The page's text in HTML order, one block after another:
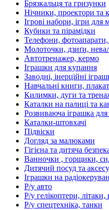
Брязкальця та гризунки
Нічники, проектори та
Ігрові набори, ігри для
Кубики та пірамідки
Телефони, фотоапарати,
Молоточки, дзиґи,
Автотренажер, кермо
Іграшки для купання
Заводні, інерційні
Навчальні книги,
Килимки, дуги та
Каталки на палиці та
Розвиваюча іграшка
Каталки-штовхачі
Підвіски
Догляд за малюками
Гігієна та дитяча
Ванночки , горщики,
Дитячий посуд та
Іграшки на
Р/у авто
Р/у гелікоптери,
Р/у спецтехніка, танки